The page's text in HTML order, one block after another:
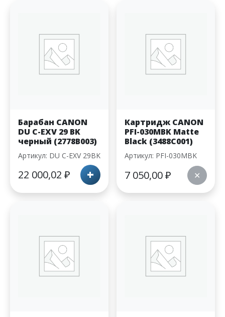
Барабан CANON
DU C-EXV 29 BK
черный (2778B003)
Артикул: DU C-EXV 29BK
22 000,02 ₽ +
Картридж CANON
PFI-030MBK Matte
Black (3488C001)
Артикул: PFI-030MBK
7 050,00₽ ✕